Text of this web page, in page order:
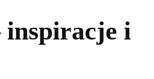
inspiracje i